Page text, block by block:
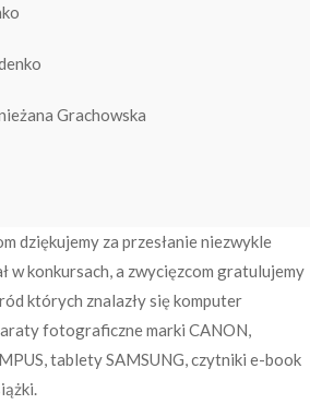
Grachowska
dziękujemy za przesłanie niezwykle
w konkursach, a zwycięzcom gratulujemy
których znalazły się komputer
fotograficzne marki CANON,
tablety SAMSUNG, czytniki e-book